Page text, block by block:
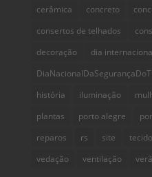
cerâmica
concreto
consertos de telhados
decoração
dia
história
iluminação
plantas
porto alegre
reparos
rs site
vedação
ventilação